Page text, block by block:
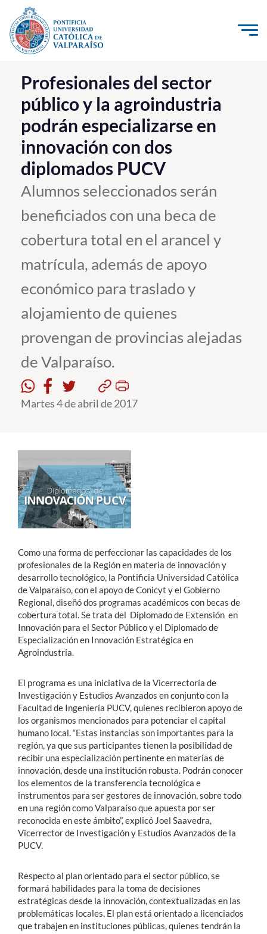
Click acá para ir directamente al contenido
La Universidad
Investigación, Creación e Innovación
PUCV Internacional
Vinculación con el Medio
Admisión
Pregrado
Postgrado
Formación Continua
Académicos
Funcionarios
Alumni
Profesionales del sector
público y la agroindustria
podrán especializarse en
innovación con dos
diplomados PUCV
Alumnos seleccionados serán
beneficiados con una beca de
cobertura total en el arancel y
matrícula, además de apoyo
económico para traslado y
alojamiento de quienes
provengan de provincias alejadas
de Valparaíso.
Martes 4 de abril de 2017
Como una forma de perfeccionar las capacidades de los
profesionales de la Región en materia de innovación y
desarrollo tecnológico, la Pontificia Universidad Católica
de Valparaíso, con el apoyo de Conicyt y el Gobierno
Regional, diseñó dos programas académicos con becas de
cobertura total. Se trata del Diplomado de Extensión en
Innovación para el Sector Público y el Diplomado de
Especialización en Innovación Estratégica en
Agroindustria.
El programa es una iniciativa de la Vicerrectoría de
Investigación y Estudios Avanzados en conjunto con la
Facultad de Ingeniería PUCV, quienes recibieron apoyo de
los organismos mencionados para potenciar el capital
humano local. “Estas instancias son importantes para la
región, ya que sus participantes tienen la posibilidad de
recibir una especialización pertinente en materias de
innovación, desde una institución robusta. Podrán conocer
los elementos de la transferencia tecnológica e
instrumentos para ser gestores de innovación, sobre todo
en una región como Valparaíso que apuesta por ser
reconocida en este ámbito”, explicó Joel Saavedra,
Vicerrector de Investigación y Estudios Avanzados de la
PUCV.
Respecto al plan orientado para el sector público, se
formará habilidades para la toma de decisiones
estratégicas desde la innovación, contextualizadas en las
problemáticas locales. El plan está orientado a licenciados
que trabajen en instituciones públicas, quienes tendrán la